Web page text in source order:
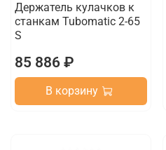
Держатель кулачков к
станкам Tubomatic 2-65
S
85 886 ₽
В корзину